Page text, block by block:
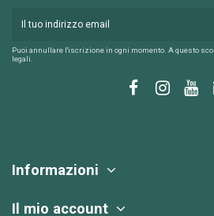
Puoi annullare l'iscrizione in ogni momento. A questo
legali.
Informazioni
Il mio account